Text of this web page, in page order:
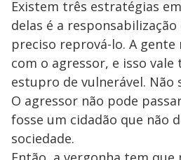
a
y
V
n
d
s
u
n
o
s
M
u
o
Existem três estratégias
delas é a responsabilização
preciso reprová-lo. A gente
com o agressor, e isso
estupro de vulnerável. Não
O agressor não pode
fosse um cidadão que não
sociedade.